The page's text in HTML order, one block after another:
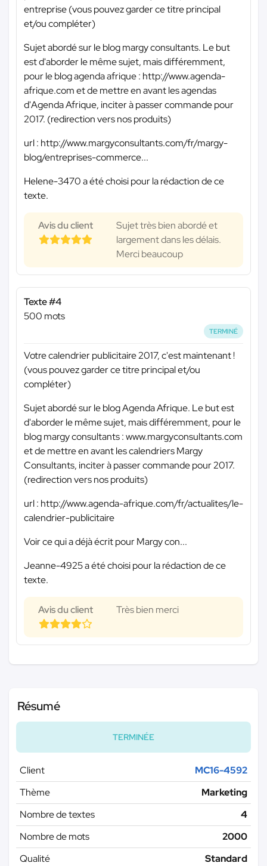
entreprise (vous pouvez garder ce titre principal
et/ou compléter)
Sujet abordé sur le blog margy consultants. Le but
est d'aborder le même sujet, mais différemment,
pour le blog agenda afrique : http://www.agenda-
afrique.com et de mettre en avant les agendas
d'Agenda Afrique, inciter à passer commande pour
2017. (redirection vers nos produits)
url : http://www.margyconsultants.com/fr/margy-
blog/entreprises-commerce...
Helene-3470 a été choisi pour la rédaction de ce
texte.
Avis du client
Sujet très bien abordé et
largement dans les délais.
Merci beaucoup
Texte #4
500 mots
TERMINÉ
Votre calendrier publicitaire 2017, c'est maintenant !
(vous pouvez garder ce titre principal et/ou
compléter)
Sujet abordé sur le blog Agenda Afrique. Le but est
d'aborder le même sujet, mais différemment, pour le
blog margy consultants : www.margyconsultants.com
et de mettre en avant les calendriers Margy
Consultants, inciter à passer commande pour 2017.
(redirection vers nos produits)
url : http://www.agenda-afrique.com/fr/actualites/le-
calendrier-publicitaire
Voir ce qui a déjà écrit pour Margy con...
Jeanne-4925 a été choisi pour la rédaction de ce
texte.
Avis du client Très bien merci
Résumé
TERMINÉE
Client
MC16-4592
Thème
Marketing
Nombre de textes
4
Nombre de mots
2000
Qualité
Standard